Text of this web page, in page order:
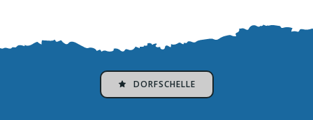
DORFSCHELLE